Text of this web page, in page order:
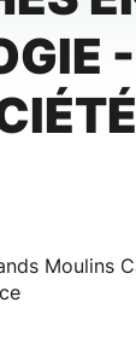
-
Moulins